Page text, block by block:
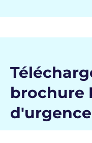
brochure
d'urgence